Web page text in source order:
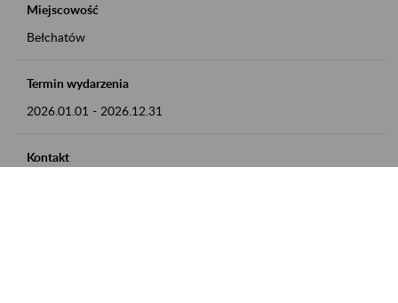
Miejscowość
Bełchatów
Termin wydarzenia
2026.01.01 - 2026.12.31
Kontakt